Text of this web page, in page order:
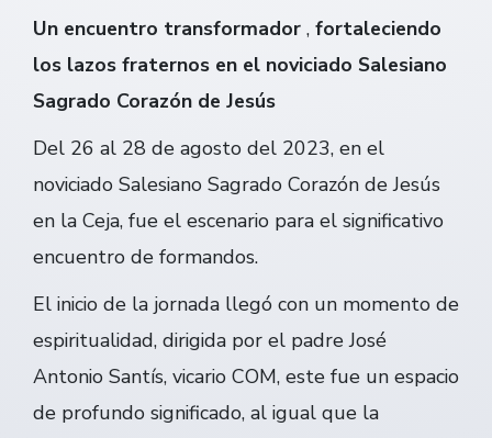
Un encuentro transformador , fortaleciendo
los lazos fraternos en el noviciado Salesiano
Sagrado Corazón de Jesús
Del 26 al 28 de agosto del 2023, en el
noviciado Salesiano Sagrado Corazón de Jesús
en la Ceja, fue el escenario para el significativo
encuentro de formandos.
El inicio de la jornada llegó con un momento de
espiritualidad, dirigida por el padre José
Antonio Santís, vicario COM, este fue un espacio
de profundo significado, al igual que la